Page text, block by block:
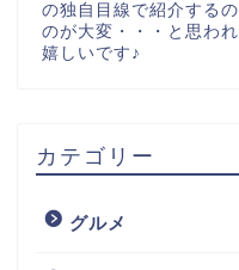
の独自目線で紹介する
のが大変・・・と思わ
嬉しいです♪
カテゴリー
グルメ